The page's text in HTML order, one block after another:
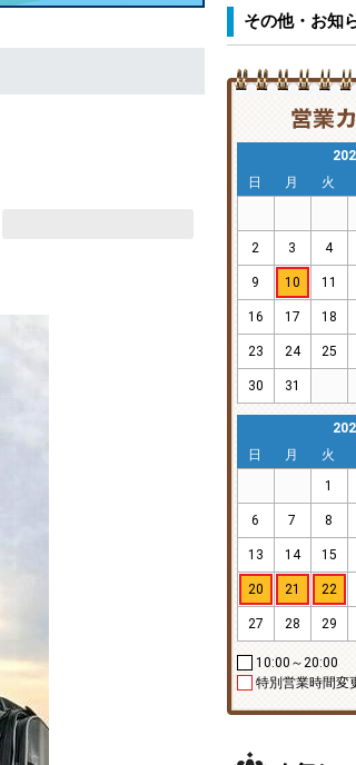
その他・お知
日
月 火
2 3 4
9 10 11
16 17 18
23 24 25
30 31
日
月 火
1
6 7 8
13 14 15
20 21 22
27 28 29
10:00～20:00
特別営業時間変